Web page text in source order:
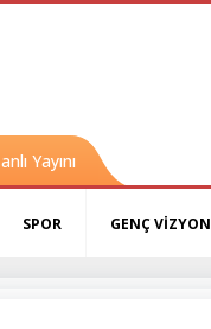
Yayını
SPOR GENÇ VİZYON